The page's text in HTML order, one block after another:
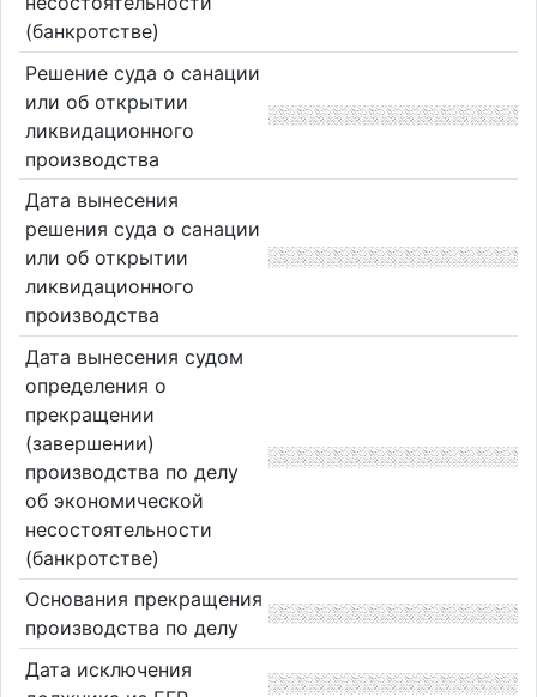
(банкротстве)
Решение суда о санации
или об открытии
ликвидационного
производства
Дата вынесения
решения суда о санации
или об открытии
ликвидационного
производства
Дата вынесения судом
определения о
прекращении
(завершении)
производства по делу
об экономической
несостоятельности
(банкротстве)
Основания прекращения
производства по делу
Дата исключения